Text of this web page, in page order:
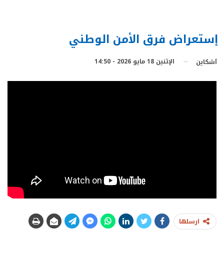
إستعراض فرق الأمن الوطني
آشكاين الإثنين 18 مايو 2026 - 14:50
ارسلها